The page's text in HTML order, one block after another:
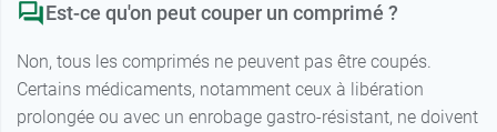
Est-ce qu'on peut couper un comprimé ?
Non, tous les comprimés ne peuvent pas être coupés.
Certains médicaments, notamment ceux à libération
prolongée ou avec un enrobage gastro-résistant, ne doivent